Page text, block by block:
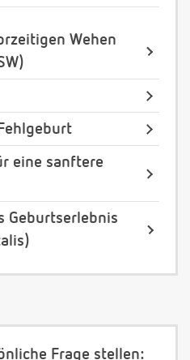
Wehen
eine sanftere
Geburtserlebnis
Frage stellen: